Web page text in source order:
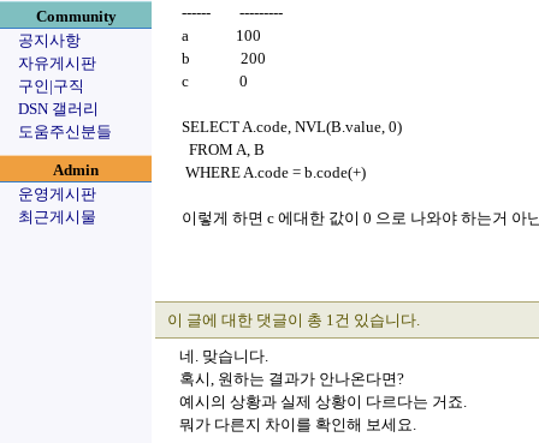
Community
공지사항
자유게시판
구인|구직
DSN 갤러리
도움주신분들
Admin
운영게시판
최근게시물
------ ---------
a 100
b 200
c 0
SELECT A.code, NVL(B.value, 0)
FROM A, B
WHERE A.code = b.code(+)
이렇게 하면 c 에대한 값이 0 으로 나와야 하는거 아
이 글에 대한 댓글이 총 1건 있습니다.
네. 맞습니다.
혹시, 원하는 결과가 안나온다면?
예시의 상황과 실제 상황이 다르다는 거죠.
뭐가 다른지 차이를 확인해 보세요.